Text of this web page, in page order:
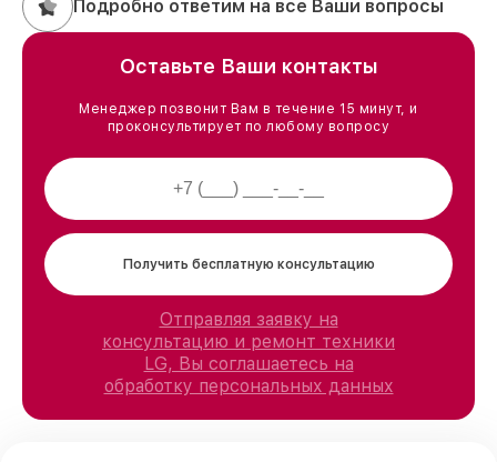
Подробно ответим на все Ваши вопросы
Оставьте Ваши контакты
Менеджер позвонит Вам в течение 15 минут, и
проконсультирует по любому вопросу
Получить бесплатную консультацию
Отправляя заявку на
консультацию и ремонт техники
LG, Вы соглашаетесь на
обработку персональных данных